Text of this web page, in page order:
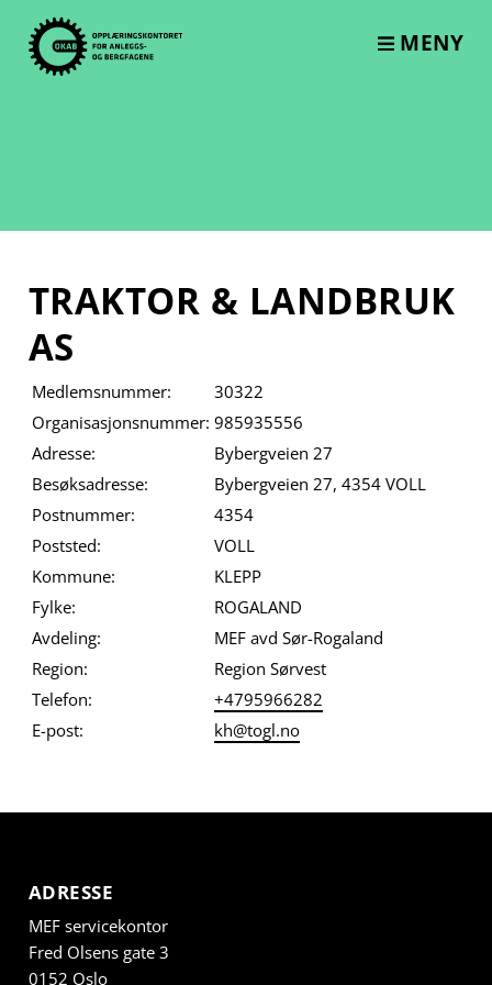
content
MENY
TRAKTOR & LANDBRUK
AS
Medlemsnummer:
30322
Organisasjonsnummer: 985935556
Adresse:
Bybergveien 27
Besøksadresse:
Bybergveien 27, 4354 VOLL
Postnummer:
4354
Poststed:
VOLL
Kommune:
KLEPP
Fylke:
ROGALAND
Avdeling:
MEF avd Sør-Rogaland
Region:
Region Sørvest
Telefon:
+4795966282
E-post:
kh@togl.no
ADRESSE
MEF servicekontor
Fred Olsens gate 3
0152 Oslo